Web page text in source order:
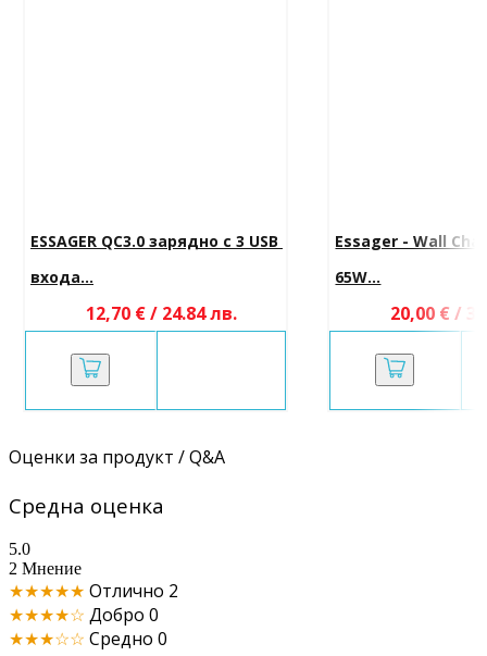
ESSAGER QC3.0 зарядно с 3 USB
входа...
12,70 € / 24.84 лв.
Essager - Wall
65W...
20,00 € /
Оценки за продукт / Q&A
Средна оценка
5.0
2 Мнение
★★★★★ Отлично 2
★★★★☆ Добро 0
★★★☆☆ Средно 0